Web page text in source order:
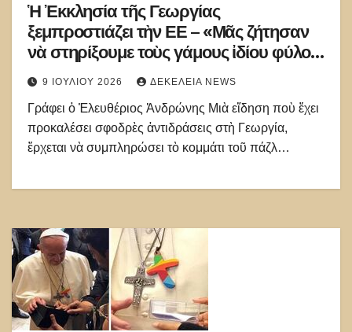
Ἡ Ἐκκλησία τῆς Γεωργίας
ξεμπροστιάζει τὴν ΕΕ – «Μᾶς ζήτησαν
νὰ στηρίξουμε τοὺς γάμους ἰδίου φύλου
καὶ τώρα μᾶς πολεμοῦν ἐπειδὴ λέμε
ὄχι»
9 ΙΟΥΛΊΟΥ 2026 ΔΕΚΈΛΕΙΑ NEWS
Γράφει ὁ Ἐλευθέριος Ἀνδρώνης Μιὰ εἴδηση ποὺ ἔχει
προκαλέσει σφοδρὲς ἀντιδράσεις στὴ Γεωργία,
ἔρχεται νὰ συμπληρώσει τὸ κομμάτι τοῦ πάζλ…